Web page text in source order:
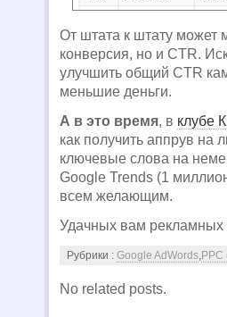
От штата к штату может
конверсия, но и CTR.
улучшить общий CTR
меньшие деньги.
А в это время, в клубе
как получить аппрув на
ключевые слова на
Google Trends (1
всем желающим.
Удачных вам рекламных
Рубрики : Google AdWords,PPC
No related posts.